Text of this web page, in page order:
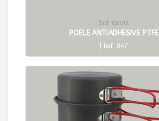
Sur devis
POELE ANTIADHESIVE PTFE
| Ref. 847